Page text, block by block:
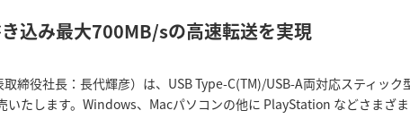
込み最大700MB/sの高速転送を実現
締役社長：長代輝彦）は、USB Type-C(TM)/USB-A両対応スティック
たします。Windows、Macパソコンの他に PlayStation などさまざ